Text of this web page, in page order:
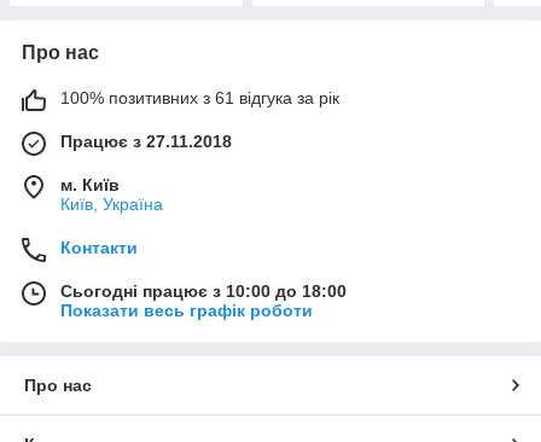
Про нас
100% позитивних з 61 відгука за рік
Працює з 27.11.2018
м. Київ
Київ, Україна
Контакти
Сьогодні працює з 10:00 до 18:00
Показати весь графік роботи
Про нас